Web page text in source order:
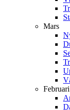
Mars
Februari